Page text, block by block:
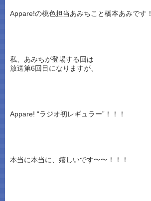
Appare!の桃色担当あみちこと橋本あみです！
私、あみちが登場する回は
放送第6回目になりますが、
Appare! “ラジオ初レギュラー”！！！
本当に本当に、嬉しいです〜〜！！！